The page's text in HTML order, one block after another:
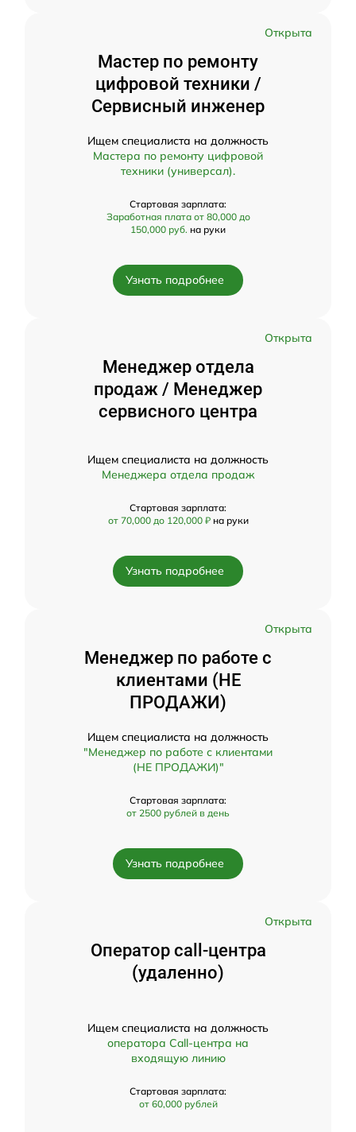
Открыта
Мастер по ремонту
цифровой техники /
Сервисный инженер
Ищем специалиста на должность
Мастера по ремонту цифровой
техники (универсал).
Стартовая зарплата:
Заработная плата от 80,000 до
150,000 руб. на руки
Узнать подробнее
Открыта
Менеджер отдела
продаж / Менеджер
сервисного центра
Ищем специалиста на должность
Менеджера отдела продаж
Стартовая зарплата:
от 70,000 до 120,000 ₽ на руки
Узнать подробнее
Открыта
Менеджер по работе с
клиентами (НЕ
ПРОДАЖИ)
Ищем специалиста на должность
"Менеджер по работе с клиентами
(НЕ ПРОДАЖИ)"
Стартовая зарплата:
от 2500 рублей в день
Узнать подробнее
Открыта
Оператор call-центра
(удаленно)
Ищем специалиста на должность
оператора Call-центра на
входящую линию
Стартовая зарплата:
от 60,000 рублей